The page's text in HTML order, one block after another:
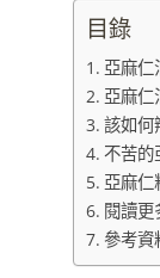
目錄
亞麻仁
亞麻仁
該如何
不苦的
亞麻仁
閱讀
參考資